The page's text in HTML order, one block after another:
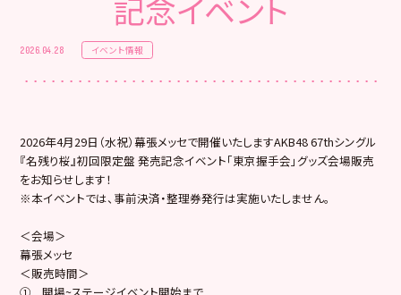
記念イベント
2026.04.28 イベント情報
2026年4月29日（水祝）幕張メッセで開催いたしますAKB48 67thシングル
『名残り桜』初回限定盤 発売記念イベント「東京握手会」グッズ会場販売
をお知らせします！
※本イベントでは、事前決済・整理券発行は実施いたしません。
＜会場＞
幕張メッセ
＜販売時間＞
① 開場~ステージイベント開始まで